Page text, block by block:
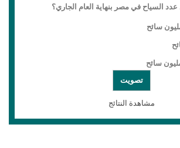
السياح في مصر بنهاية العام الجاري؟
مشاهدة النتائج